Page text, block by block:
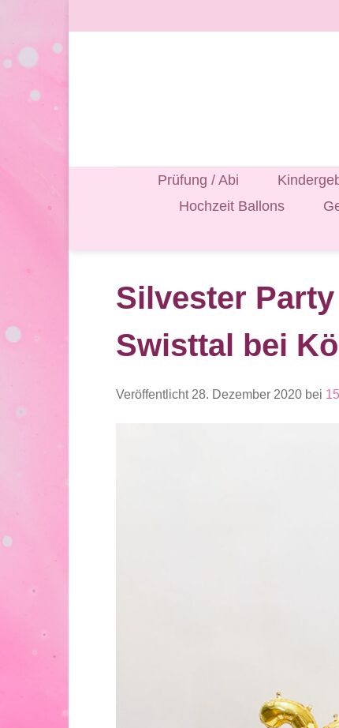
Inhalt
Prüfung / Abi
Hochzeit Ballons
Silvester
Swisttal bei
Veröffentlicht 28. Dezember 2020 bei